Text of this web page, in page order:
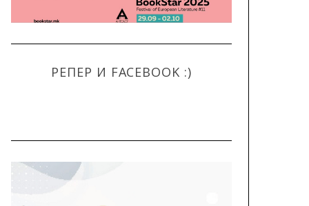
РЕПЕР И FACEBOOK :)